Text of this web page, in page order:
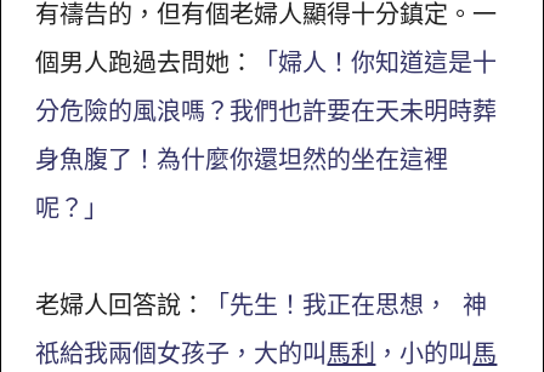
有禱告的，但有個老婦人顯得十分鎮定。一
個男人跑過去問她：
「婦人！你知道這是十
分危險的風浪嗎？我們也許要在天未明時葬
身魚腹了！為什麼你還坦然的坐在這裡
呢？」
老婦人回答說：
「先生！我正在思想， 神
祇給我兩個女孩子，大的叫馬利 ，小的叫馬